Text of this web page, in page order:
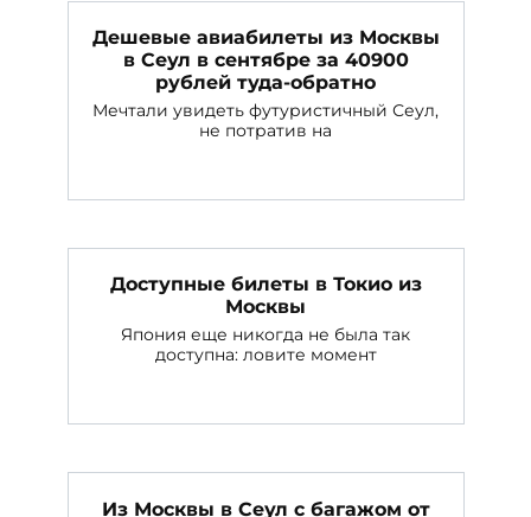
Дешевые авиабилеты из Москвы
в Сеул в сентябре за 40900
рублей туда-обратно
Мечтали увидеть футуристичный Сеул,
не потратив на
Доступные билеты в Токио из
Москвы
Япония еще никогда не была так
доступна: ловите момент
Из Москвы в Сеул с багажом от